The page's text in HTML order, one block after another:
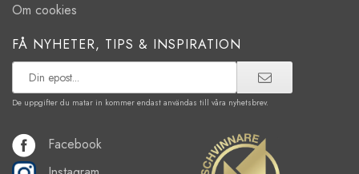
Om cookies
FÅ NYHETER, TIPS & INSPIRATION
De uppgifter du matar in kommer endast användas till våra nyhetsbrev.
Facebook